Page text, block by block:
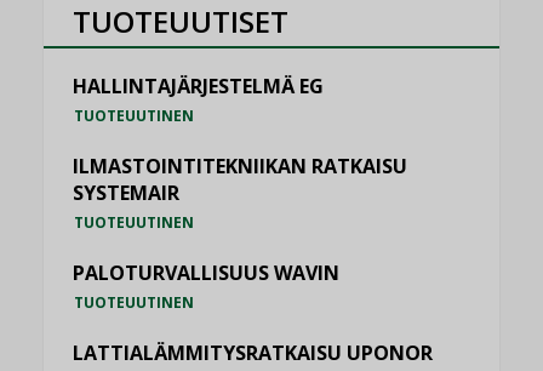
TUOTEUUTISET
HALLINTAJÄRJESTELMÄ EG
TUOTEUUTINEN
ILMASTOINTITEKNIIKAN RATKAISU
SYSTEMAIR
TUOTEUUTINEN
PALOTURVALLISUUS WAVIN
TUOTEUUTINEN
LATTIALÄMMITYSRATKAISU UPONOR